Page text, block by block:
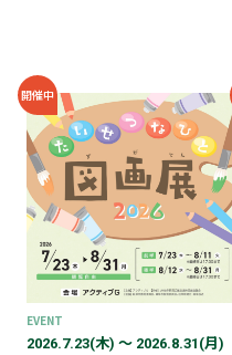
開催中
EVENT
2026.7.23(木) 〜 2026.8.31(月)